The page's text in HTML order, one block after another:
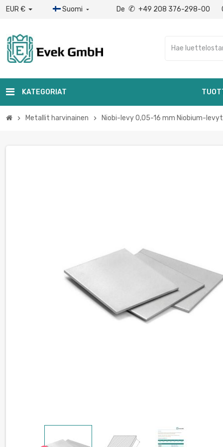
EUR € Suomi  De ✆ +49 208 376-298-00
KATEGORIAT
chevron_right Metallit harvinainen chevron_right Niobi-levy 0,05-16 mm Niobium-